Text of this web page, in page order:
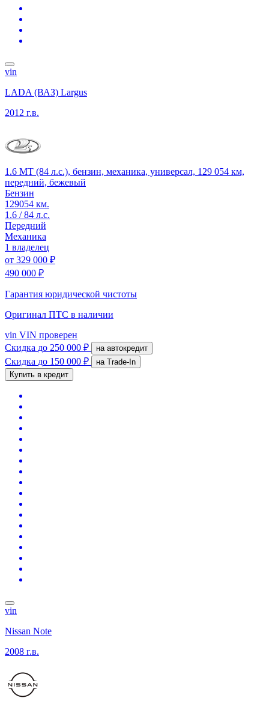
vin
LADA (ВАЗ) Largus
2012 г.в.
1.6 MT (84 л.с.), бензин, механика, универсал, 129 054 км,
передний, бежевый
Бензин
129054 км.
1.6 / 84 л.с.
Передний
Механика
1 владелец
от 329 000 ₽
490 000 ₽
Гарантия юридической чистоты
Оригинал ПТС в наличии
vin VIN проверен
Скидка до 250 000 ₽ на автокредит
Скидка до 150 000 ₽
на Trade-In
Купить в кредит
vin
Nissan Note
2008 г.в.